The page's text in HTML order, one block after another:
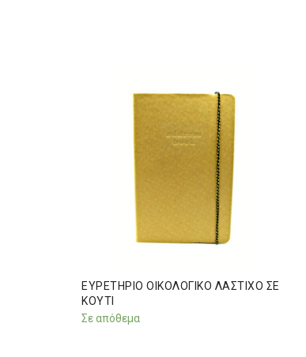
ΕΥΡΕΤΗΡΙΟ ΟΙΚΟΛΟΓΙΚΟ ΛΑΣΤΙΧΟ ΣΕ
ΚΟΥΤΙ
Σε απόθεμα